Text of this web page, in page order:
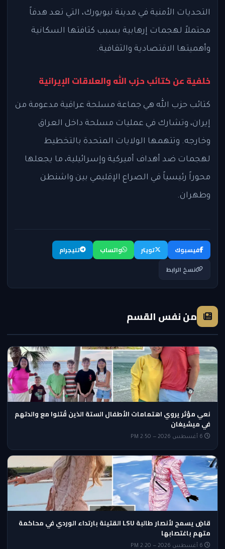
التحديات الأمنية في مدينة نيويورك، التي تعد هدفاً
محتملاً لهجمات إرهابية بسبب كثافتها السكانية
وأهميتها الاقتصادية والثقافية.
خلفية عن كتائب حزب الله والعلاقات الإيرانية
كتائب حزب الله هي جماعة مسلحة عراقية مدعومة من
إيران، وتشارك في عمليات مسلحة داخل العراق
وخارجه. وتتهمها الولايات المتحدة بالتخطيط
لهجمات ضد أهداف أميركية وإسرائيلية، ما يجعلها
محوراً رئيسياً في الصراع الإقليمي بين واشنطن
وطهران.
فيسبوك تويتر واتساب
تليجرام
نسخ الرابط
من نفس القسم
نعي مؤثر يروي اهتمامات الأطفال الستة الذين قُتلوا مع والدتهم
في ميشيغان
قاضٍ يسمح لأنصار طالبة LSU القتيلة بارتداء الوردي في محاكمة
متهم باغتصابها